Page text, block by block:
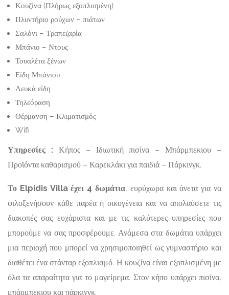
Κουζίνα (Πλήρως εξοπλισμένη)
Πλυντήριο ρούχων – πιάτων
Σαλόνι – Τραπεζαρία
Μπάνιο – Ντους
Τουαλέτα ξένων
Είδη Μπάνιου
Λευκά είδη
Τηλεόραση
Θέρμανση – Κλιματισμός
Wifi
Υπηρεσίες :Κήπος – Ιδιωτική πισίνα – Μπάρμπεκιου –
Προϊόντα καθαρισμού – Καρεκλάκι για παιδιά – Πάρκινγκ.
Το Elpidis Villa έχει 4 δωμάτια, ευρύχωρα και άνετα για να
φιλοξενήσουν κάθε παρέα ή οικογένεια και να απολαύσετε τις
διακοπές σας ευχάριστα και με τις καλύτερες υπηρεσίες που
μπορούμε να σας προσφέρουμε. Ανάμεσα στα δωμάτια υπάρχει
μια περιοχή που μπορεί να χρησιμοποιηθεί ως γυμναστήριο και
διαθέτει ένα στάνταρ εξοπλισμό. Η κουζίνα είναι εξοπλισμένη με
όλα τα απαραίτητα για το μαγείρεμα. Στον κήπο υπάρχει πισίνα,
μπάρμπεκιου και πάρκινγκ.